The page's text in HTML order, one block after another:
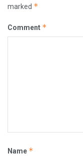
marked *
Comment *
Name *